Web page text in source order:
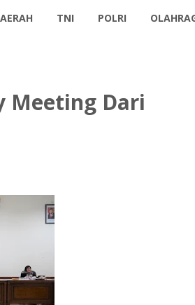
TNI POLRI
Meeting Dari